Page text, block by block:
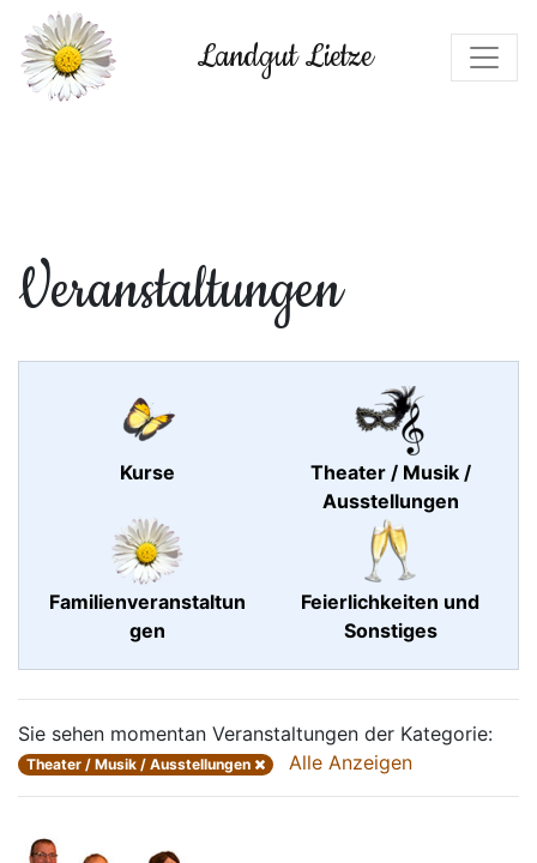
Landgut Lietze
Veranstaltungen
Kurse
Theater / Musik /
Ausstellungen
Familienveranstaltun
gen
Feierlichkeiten und
Sonstiges
Sie sehen momentan Veranstaltungen der Kategorie:
Theater / Musik / Ausstellungen Alle Anzeigen